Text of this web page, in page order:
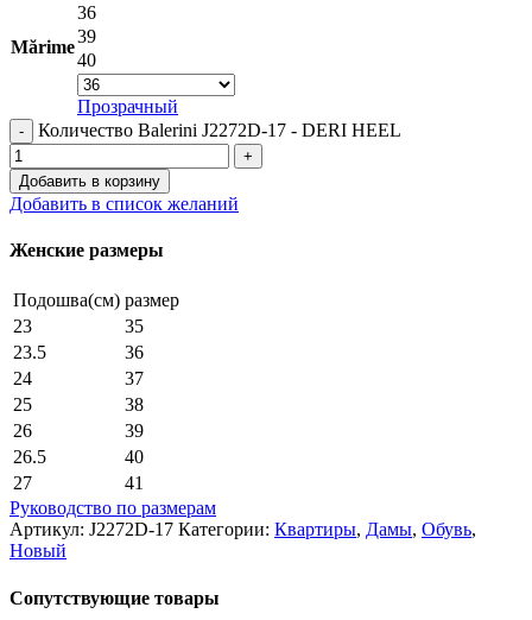
Mărime
36
39
40
Прозрачный
Количество Balerini J2272D-17 - DERI HEEL
Добавить в корзину
Добавить в список желаний
Женские размеры
Подошва(см) размер
23
35
23.5
36
24
37
25
38
26
39
26.5
40
27
41
Руководство по размерам
Артикул: J2272D-17 Категории: Квартиры, Дамы, Обувь,
Новый
Сопутствующие товары